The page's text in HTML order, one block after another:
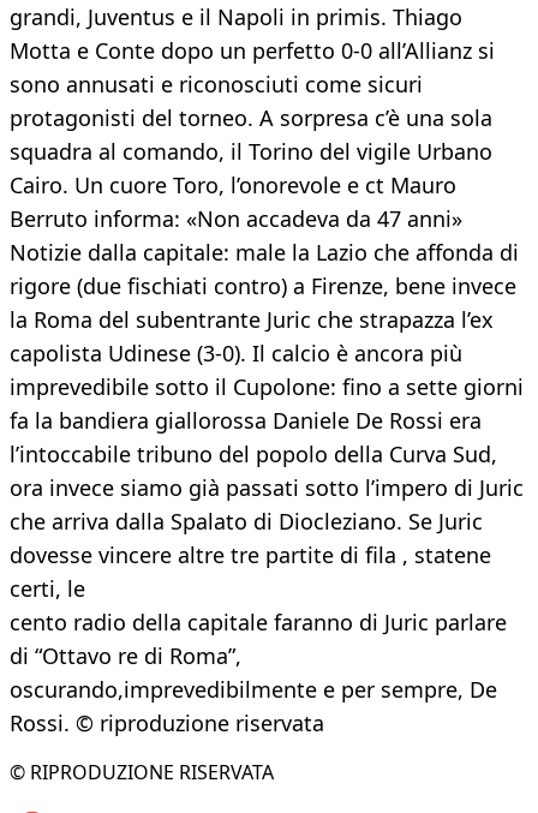
grandi, Juventus e il Napoli in primis. Thiago
Motta e Conte dopo un perfetto 0-0 all’Allianz si
sono annusati e riconosciuti come sicuri
protagonisti del torneo. A sorpresa c’è una sola
squadra al comando, il Torino del vigile Urbano
Cairo. Un cuore Toro, l’onorevole e ct Mauro
Berruto informa: «Non accadeva da 47 anni»
Notizie dalla capitale: male la Lazio che affonda di
rigore (due fischiati contro) a Firenze, bene invece
la Roma del subentrante Juric che strapazza l’ex
capolista Udinese (3-0). Il calcio è ancora più
imprevedibile sotto il Cupolone: fino a sette giorni
fa la bandiera giallorossa Daniele De Rossi era
l’intoccabile tribuno del popolo della Curva Sud,
ora invece siamo già passati sotto l’impero di Juric
che arriva dalla Spalato di Diocleziano. Se Juric
dovesse vincere altre tre partite di fila , statene
certi, le
cento radio della capitale faranno di Juric parlare
di “Ottavo re di Roma”,
oscurando,imprevedibilmente e per sempre, De
Rossi. © riproduzione riservata
© RIPRODUZIONE RISERVATA